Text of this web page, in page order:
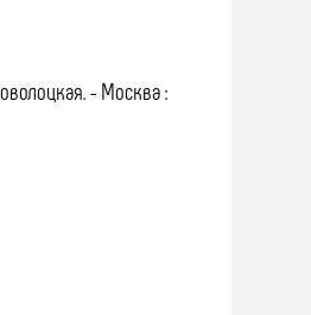
- Москва :